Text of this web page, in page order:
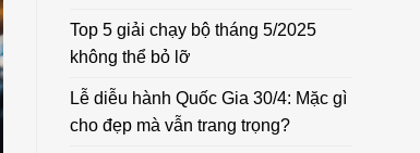
Top 5 giải chạy bộ tháng 5/2025
không thể bỏ lỡ
Lễ diễu hành Quốc Gia 30/4: Mặc gì
cho đẹp mà vẫn trang trọng?